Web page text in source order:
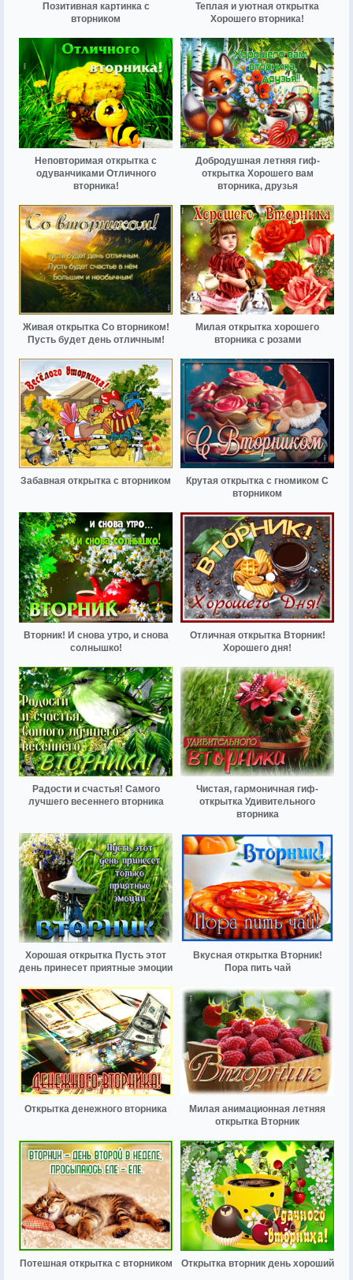
Позитивная картинка с
вторником
Теплая и уютная открытка
Хорошего вторника!
Неповторимая открытка с
одуванчиками Отличного
вторника!
Добродушная летняя гиф-
открытка Хорошего вам
вторника, друзья
Живая открытка Со вторником!
Пусть будет день отличным!
Милая открытка хорошего
вторника с розами
Забавная открытка с вторником
Крутая открытка с гномиком С
вторником
Вторник! И снова утро, и снова
солнышко!
Отличная открытка Вторник!
Хорошего дня!
Радости и счастья! Самого
лучшего весеннего вторника
Чистая, гармоничная гиф-
открытка Удивительного
вторника
Хорошая открытка Пусть этот
день принесет приятные эмоции
Вкусная открытка Вторник!
Пора пить чай
Открытка денежного вторника
Милая анимационная летняя
открытка Вторник
Потешная открытка с вторником Открытка вторник день хороший